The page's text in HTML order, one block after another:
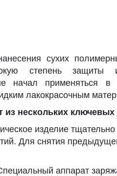
сухих
степень защиты
начал применяться
лакокрасочным
из нескольких ключевых
изделие
Для снятия
аппарат